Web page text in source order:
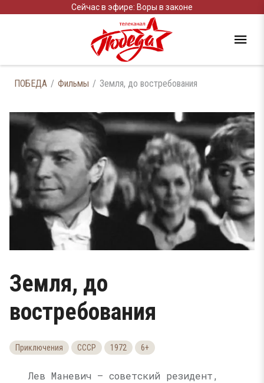
Сейчас в эфире: Воры в законе
ПОБЕДА Фильмы Земля, до востребования
Земля, до
востребования
Приключения СССР 1972 6+
Лев Маневич — советский резидент,